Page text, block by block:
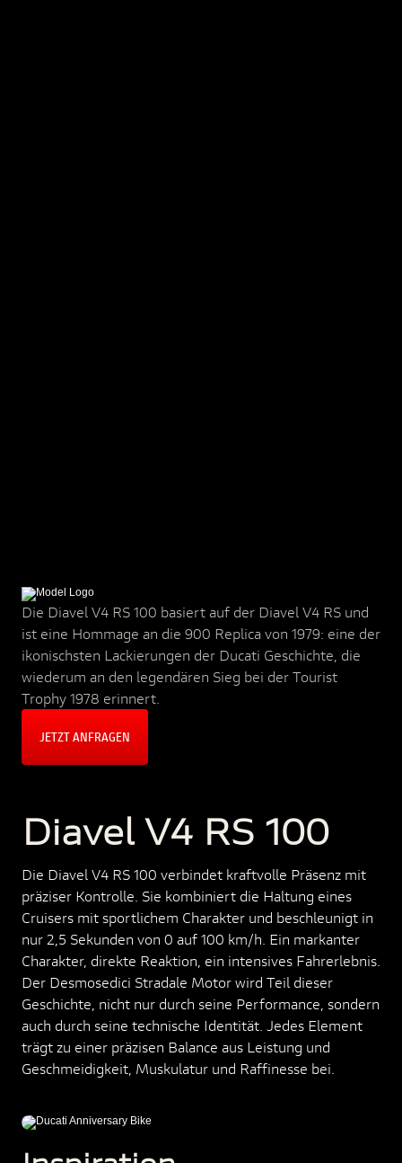
Die Diavel V4 RS 100 basiert auf der Diavel V4 RS und
ist eine Hommage an die 900 Replica von 1979: eine der
ikonischsten Lackierungen der Ducati Geschichte, die
wiederum an den legendären Sieg bei der Tourist
Trophy 1978 erinnert.
JETZT ANFRAGEN
Diavel V4 RS 100
Die Diavel V4 RS 100 verbindet kraftvolle Präsenz mit
präziser Kontrolle. Sie kombiniert die Haltung eines
Cruisers mit sportlichem Charakter und beschleunigt in
nur 2,5 Sekunden von 0 auf 100 km/h. Ein markanter
Charakter, direkte Reaktion, ein intensives Fahrerlebnis.
Der Desmosedici Stradale Motor wird Teil dieser
Geschichte, nicht nur durch seine Performance, sondern
auch durch seine technische Identität. Jedes Element
trägt zu einer präzisen Balance aus Leistung und
Geschmeidigkeit, Muskulatur und Raffinesse bei.